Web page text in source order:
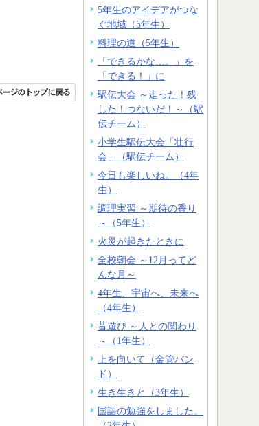
5年生のアイデアがつな
ぐ地域（5年生）
料理の道（5年生）
「できるかな…。」を
「できる！」に
駅伝大会 ～走った！残
した！つないだ！～（駅
伝チーム）
小学生駅伝大会「壮行
会」（駅伝チーム）
今日も楽しいね。（4年
生）
調理実習 ～期待の香り
～（5年生）
火災が起きたときに
全校朝会 ～12月ってど
んな月～
4年生、宇宙へ、未来へ
（4年生）
昔遊び ～人との関わり
～（1年生）
上を向いて（金管バン
ド）
生き生きと（3年生）
国語の勉強をしました。